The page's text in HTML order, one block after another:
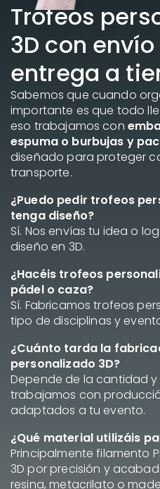
Trofeos
3D con
entrega a
Sabemos que cuando
importante es que todo
eso trabajamos con
espuma o burbujas y
diseñado para proteger
transporte.
¿Puedo pedir trofeos
tenga diseño?
Sí. Nos envías tu idea o
diseño en 3D.
¿Hacéis trofeos
pádel o caza?
Sí. Fabricamos trofeos
tipo de disciplinas y
¿Cuánto tarda la
personalizado 3D?
Depende de la cantidad
trabajamos con
adaptados a tu evento.
¿Qué material utilizáis
Principalmente filamento
3D por precisión y
resina, metacrilato o